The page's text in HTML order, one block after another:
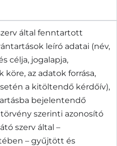
által fenntartott
leíró adatai (név,
célja, jogalapja,
az adatok forrása,
a kitöltendő kérdőív),
bejelentendő
szerinti azonosító
szerv által –
– gyűjtött és